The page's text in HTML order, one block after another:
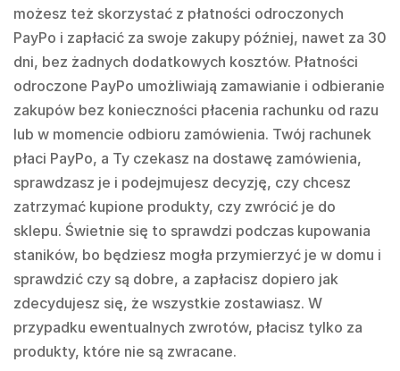
możesz też skorzystać z płatności odroczonych
PayPo i zapłacić za swoje zakupy później, nawet za 30
dni, bez żadnych dodatkowych kosztów. Płatności
odroczone PayPo umożliwiają zamawianie i odbieranie
zakupów bez konieczności płacenia rachunku od razu
lub w momencie odbioru zamówienia. Twój rachunek
płaci PayPo, a Ty czekasz na dostawę zamówienia,
sprawdzasz je i podejmujesz decyzję, czy chcesz
zatrzymać kupione produkty, czy zwrócić je do
sklepu. Świetnie się to sprawdzi podczas kupowania
staników, bo będziesz mogła przymierzyć je w domu i
sprawdzić czy są dobre, a zapłacisz dopiero jak
zdecydujesz się, że wszystkie zostawiasz. W
przypadku ewentualnych zwrotów, płacisz tylko za
produkty, które nie są zwracane.